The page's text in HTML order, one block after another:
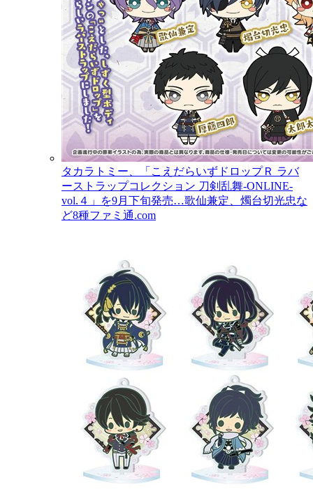
タカラトミー、「こえだらいずドロップＲ ラバ
ーストラップコレクション 刀剣乱舞-ONLINE-
vol.４」を9月下旬発売…歌仙兼定、燭台切光忠な
ど8種ファミ通.com